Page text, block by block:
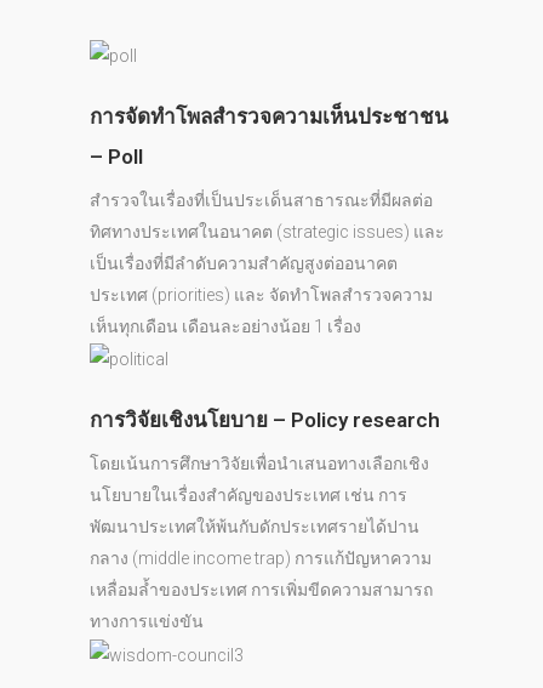
การจัดทำโพลสำรวจความเห็นประชาชน
– Poll
สำรวจในเรื่องที่เป็นประเด็นสาธารณะที่มีผลต่อ
ทิศทางประเทศในอนาคต (strategic issues) และ
เป็นเรื่องที่มีลำดับความสำคัญสูงต่ออนาคต
ประเทศ (priorities) และ จัดทำโพลสำรวจความ
เห็นทุกเดือน เดือนละอย่างน้อย 1 เรื่อง
การวิจัยเชิงนโยบาย – Policy research
โดยเน้นการศึกษาวิจัยเพื่อนำเสนอทางเลือกเชิง
นโยบายในเรื่องสำคัญของประเทศ เช่น การ
พัฒนาประเทศให้พ้นกับดักประเทศรายได้ปาน
กลาง (middle income trap) การแก้ปัญหาความ
เหลื่อมล้ำของประเทศ การเพิ่มขีดความสามารถ
ทางการแข่งขัน